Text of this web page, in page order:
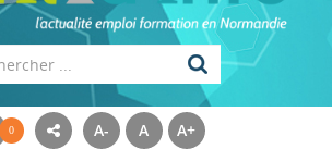
A- A A+